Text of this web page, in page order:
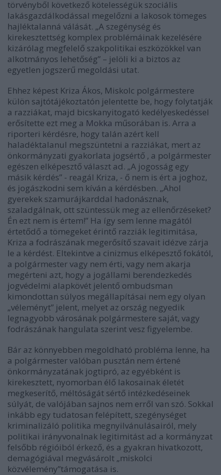
törvényből következő kötelességük szociális
lakásgazdálkodással megelőzni a lakosok tömeges
hajléktalanná válását. „A szegénység és
kirekesztettség komplex problémáinak kezelésére
kizárólag megfelelő szakpolitikai eszközökkel van
alkotmányos lehetőség” – jelöli ki a biztos az
egyetlen jogszerű megoldási utat.
Ehhez képest Kriza Ákos, Miskolc polgármestere
külön sajtótájékoztatón jelentette be, hogy folytatják
a razziákat, majd bicskanyitogató kedélyeskedéssel
erősítette ezt meg a Mokka műsorában is. Arra a
riporteri kérdésre, hogy talán azért kell
haladéktalanul megszüntetni a razziákat, mert az
önkormányzati gyakorlata jogsértő , a polgármester
egészen elképesztő választ ad. „A jogosság egy
másik kérdés” - reagál Kriza, - ő nem is ért a joghoz,
és jogászkodni sem kíván a kérdésben. „Ahol
gyerekek szamurájkarddal hadonásznak,
szaladgálnak, ott szüntessük meg az ellenőrzéseket?
Én ezt nem is értem!” Ha így sem lenne magától
értetődő a tömegeket érintő razziák legitimitása,
Kriza a fodrászának megerősítő szavait idézve zárja
le a kérdést. Eltekintve a cinizmus elképesztő fokától,
a polgármester vagy nem érti, vagy nem akarja
megérteni azt, hogy a jogállami berendezkedés
jogvédelmi alapkövét jelentő ombudsman
kimondottan súlyos megállapításai nem egy olyan
„véleményt” jelent, melyet az ország negyedik
legnagyobb városának polgármestere saját, vagy
fodrászának hangulata szerint vesz figyelembe.
Bár az könnyebben megoldható probléma lenne, ha
a polgármester valóban pusztán nem értené
önkormányzatának jogtipró, az egyébként is
kirekesztett, nyomorban élő lakosainak életét
megkeserítő, méltóságát sértő intézkedéseinek
súlyát, de valójában sajnos nem erről van szó. Sokkal
inkább egy tudatosan felépített, szegénységet
kriminalizáló politika megnyilvánulásairól, mely
politikai irányvonalnak legitimitást ad a kormányzat
felsőbb régióiból érkező, és a gyakran hivatkozott,
demagógiával megvásárolt „miskolci
közvélemény”támogatása is.